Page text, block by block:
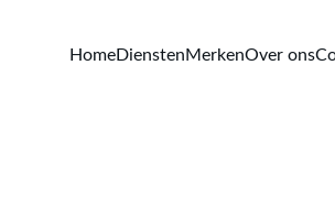
HomeDienstenMerkenOver ons